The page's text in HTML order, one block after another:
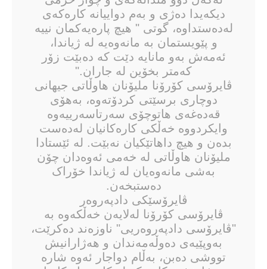
دیکەیدا دەژی و بەم دواییانە کارەکەی
لەدەستداوە، گوتی " هیچ پارەیەکمان نییە
و پێویستمان بە مانەوەیە لە ژیاندا،
ئەمەش بەو مانایە دێت کە دەبێت زۆر
کەمتر بخۆین لە جاران."
ڤایرۆسی کۆرۆنا ملیۆنان هاوڵاتی جیهانی
دوچاری برسێتی کردۆتەوە، بەهۆی
قەدەغەی هاتوچۆی سەرتاسەرییەوە
وایکردووە خەڵکی کارەکانیان لەدەست
بدەن و هیچ داهاتێکیان نەبێت. لە ئێستادا
ملیۆنان هاوڵاتی لە خەمی ئەوەدان چۆن
بەشی مانەوەیان لە ژیاندا خۆراک
دەستبخەن.
ڤایرۆسێكی دادپەروەر
ڤایرۆسی کۆرۆنا لەلایەن خەڵکەوە بە
"ڤایرۆسی دادپەروەریی" ناوزەند دەکرێت،
بەوپێیەی دەوڵەمەندان و هەژارانیش
تووشی دەبن، بەڵام دواجار ئەوە شارە